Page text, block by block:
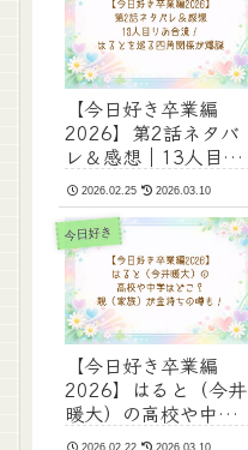
【今日好き卒業編
2026】第2話ネタバ
レ＆感想｜13人目り
あ合流！はるとを巡る
四角関係が爆誕
2026.02.25 2026.03.10
今日好き
【今日好き卒業編
2026】はると（今井
暖大）の高校や中学は
どこ？親（家族）が金